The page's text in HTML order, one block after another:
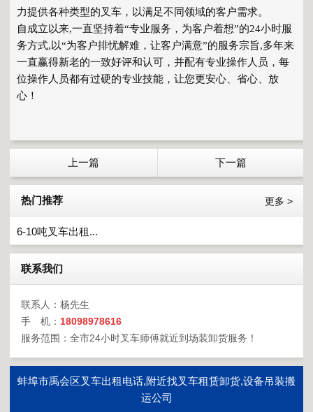
力提供各种类型的叉车，以满足不同领域的客户需求。
自成立以来,一直坚持着“专业服务，为客户着想”的24小时服
务方式,以“为客户排忧解难，让客户满意”的服务宗旨,多年来
一直赢得新老的一致好评和认可，并配有专业操作人员，每
位操作人员都有过硬的专业技能，让您更安心、省心、放
心！
上一篇 下一篇
热门推荐 更多 >
6-10吨叉车出租...
联系我们
联系人：杨先生
手 机： 18098978616
服务范围：全市24小时叉车师傅就近到场装卸货服务！
蚌埠市禹会区叉车出租电话,附近找叉车租赁卸货,设备吊装搬
运公司